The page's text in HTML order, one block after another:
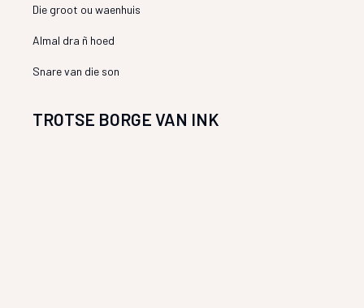
Die groot ou waenhuis
Almal dra ñ hoed
Snare van die son
TROTSE BORGE VAN INK